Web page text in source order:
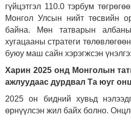
гүйцэтгэл 110.0 тэрбум
Монгол Улсын нийт төсвийн
байна. Мөн татварын
хугацааны стратеги
буюу маш сайн хэрэгжсэн
Харин 2025 онд Монголын
ажлуудаас дурдвал Та юуг
2025 он бидний хувьд
өрнүүлсэн жил байх болно.